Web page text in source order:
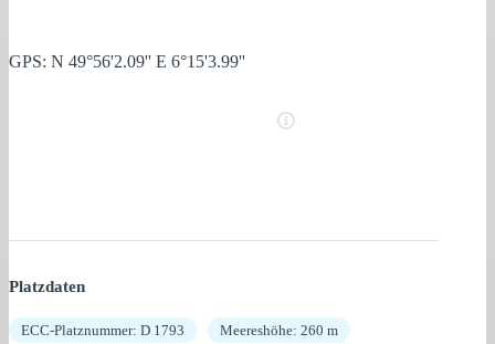
GPS: N 49°56'2.09'' E 6°15'3.99''
Platzdaten
ECC-Platznummer: D 1793 Meereshöhe: 260 m